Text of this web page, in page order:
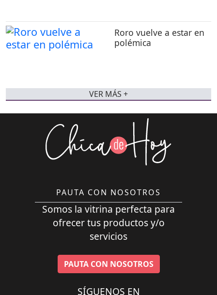
Roro vuelve a estar en
polémica
VER MÁS +
PAUTA CON NOSOTROS
Somos la vitrina perfecta para
ofrecer tus productos y/o
servicios
PAUTA CON NOSOTROS
SÍGUENOS EN